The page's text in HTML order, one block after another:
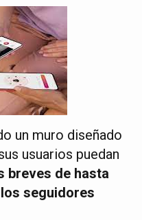
un muro diseñado
usuarios puedan
breves de hasta
seguidores